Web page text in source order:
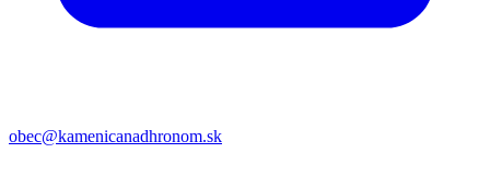
obec@kamenicanadhronom.sk